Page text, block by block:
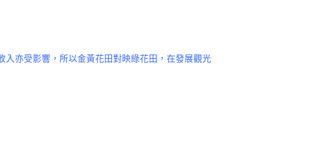
入亦受影響，所以金黃花田對映綠花田，在發展觀光